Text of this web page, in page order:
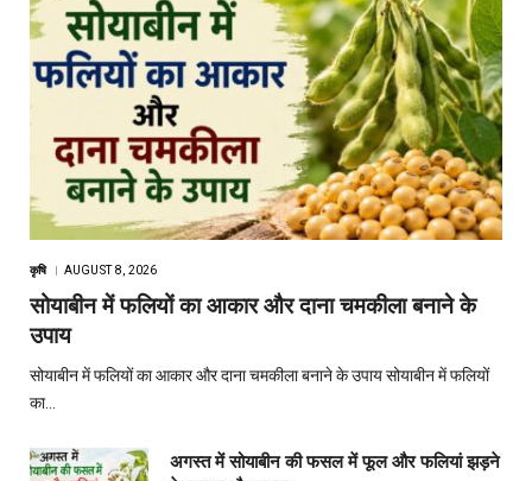
कृषि AUGUST 8, 2026
सोयाबीन में फलियों का आकार और दाना चमकीला बनाने के
उपाय
सोयाबीन में फलियों का आकार और दाना चमकीला बनाने के उपाय सोयाबीन में फलियों
का…
अगस्त में सोयाबीन की फसल में फूल और फलियां झड़ने